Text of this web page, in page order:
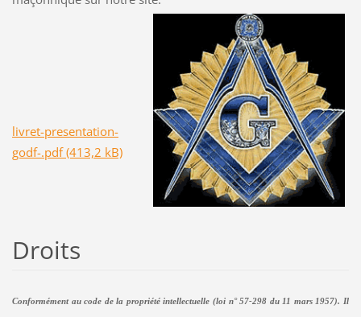
livret-presentation-
godf-.pdf (413,2 kB)
Droits
Conformément au code de la propriété intellectuelle (loi n° 57-298 du 11 mars 1957). Il